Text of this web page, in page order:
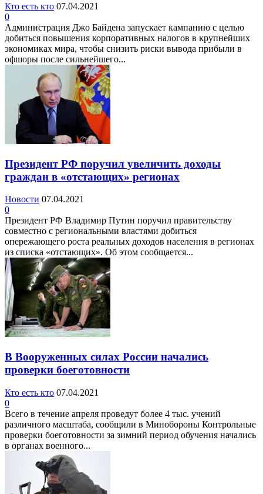
Кто есть кто 07.04.2021
0
Администрация Джо Байдена запускает кампанию с целью
добиться повышения корпоративных налогов в крупнейших
экономиках мира, чтобы снизить риски вывода прибыли в
офшоры после сильнейшего...
Президент РФ поручил увеличить доходы
граждан в «отстающих» регионах
Новости 07.04.2021
0
Президент РФ Владимир Путин поручил правительству
совместно с региональными властями добиться
опережающего роста реальных доходов населения в регионах
из списка «отстающих». Об этом сообщается...
В Вооруженных силах России начались
проверки боеготовности
Кто есть кто 07.04.2021
0
Всего в течение апреля проведут более 4 тыс. учений
различного масштаба, сообщили в Минобороны Контрольные
проверки боеготовности за зимний период обучения начались
в органах военного...